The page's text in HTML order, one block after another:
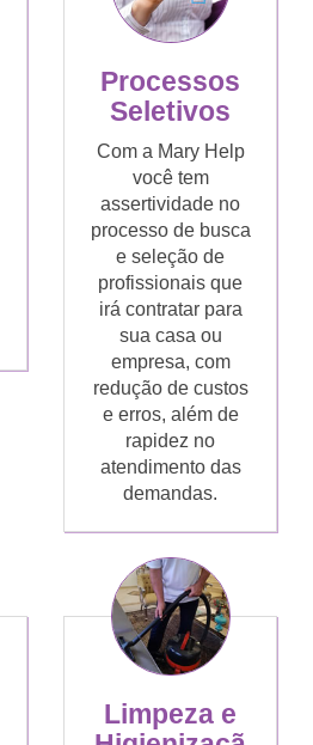
Processos
Seletivos
Com a Mary Help
você tem
assertividade no
processo de busca
e seleção de
profissionais que
irá contratar para
sua casa ou
empresa, com
redução de custos
e erros, além de
rapidez no
atendimento das
demandas.
Limpeza e